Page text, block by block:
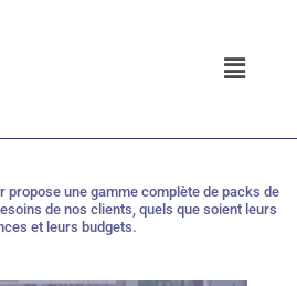
propose une gamme complète de packs de
de nos clients, quels que soient leurs
et leurs budgets.